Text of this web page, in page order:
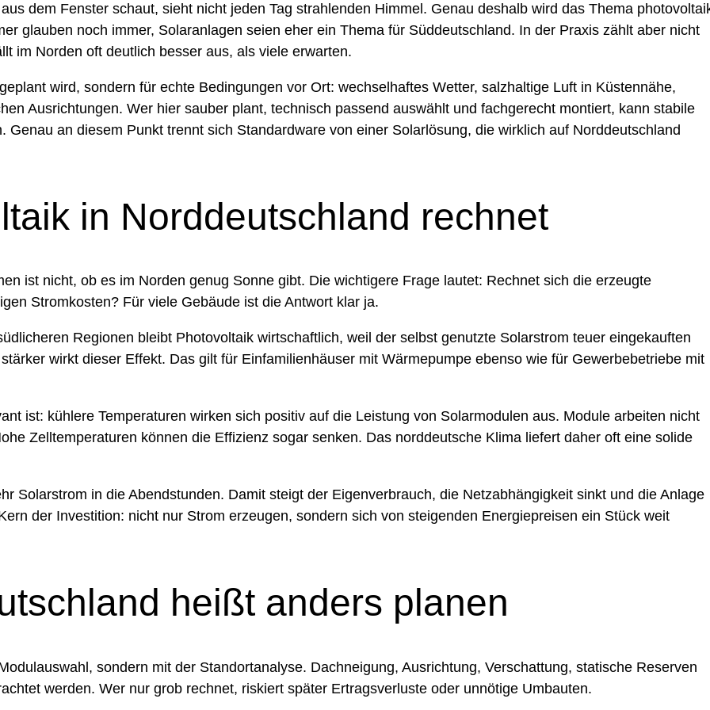
dem Fenster schaut, sieht nicht jeden Tag strahlenden Himmel. Genau deshalb wird das Thema
glauben noch immer, Solaranlagen seien eher ein Thema für Süddeutschland. In der Praxis zählt aber nicht
im Norden oft deutlich besser aus, als viele erwarten.
wird, sondern für echte Bedingungen vor Ort: wechselhaftes Wetter, salzhaltige Luft in Küstennähe,
Ausrichtungen. Wer hier sauber plant, technisch passend auswählt und fachgerecht montiert, kann stabile
an diesem Punkt trennt sich Standardware von einer Solarlösung, die wirklich auf Norddeutschland
in Norddeutschland rechnet
ist nicht, ob es im Norden genug Sonne gibt. Die wichtigere Frage lautet: Rechnet sich die erzeugte
Stromkosten? Für viele Gebäude ist die Antwort klar ja.
Regionen bleibt Photovoltaik wirtschaftlich, weil der selbst genutzte Solarstrom teuer eingekauften
wirkt dieser Effekt. Das gilt für Einfamilienhäuser mit Wärmepumpe ebenso wie für Gewerbebetriebe mit
ist: kühlere Temperaturen wirken sich positiv auf die Leistung von Solarmodulen aus. Module arbeiten nicht
Zelltemperaturen können die Effizienz sogar senken. Das norddeutsche Klima liefert daher oft eine solide
Solarstrom in die Abendstunden. Damit steigt der Eigenverbrauch, die Netzabhängigkeit sinkt und die Anlage
der Investition: nicht nur Strom erzeugen, sondern sich von steigenden Energiepreisen ein Stück weit
heißt anders planen
sondern mit der Standortanalyse. Dachneigung, Ausrichtung, Verschattung, statische Reserven
werden. Wer nur grob rechnet, riskiert später Ertragsverluste oder unnötige Umbauten.